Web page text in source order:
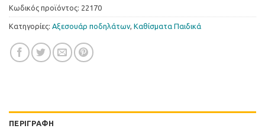
Κωδικός προϊόντος: 22170
Κατηγορίες: Αξεσουάρ ποδηλάτων, Καθίσµατα Παιδικά
ΠΕΡΙΓΡΑΦΉ